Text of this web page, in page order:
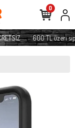
600 TL üzeri
0